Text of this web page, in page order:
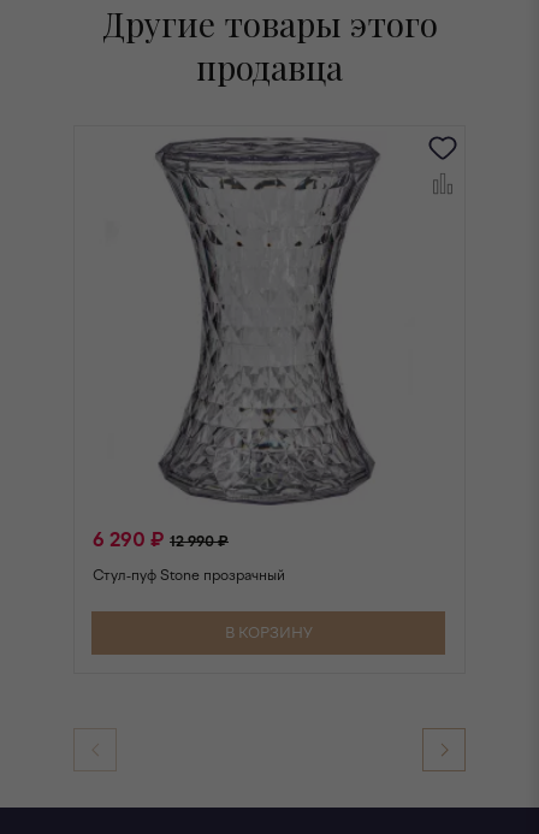
Другие товары этого
продавца
6 290 ₽ 12 990 ₽
Стул-пуф Stone прозрачный
В КОРЗИНУ